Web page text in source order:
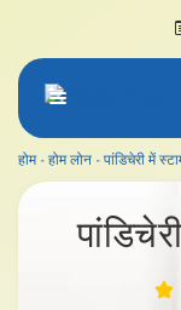
होम होम लोन पांडिचेरी में
पांडिचेरी
पांडिचेरी में स्टाम्प ड्यूटी शुल्क